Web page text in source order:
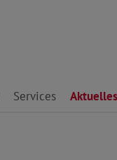
Services Aktuelles